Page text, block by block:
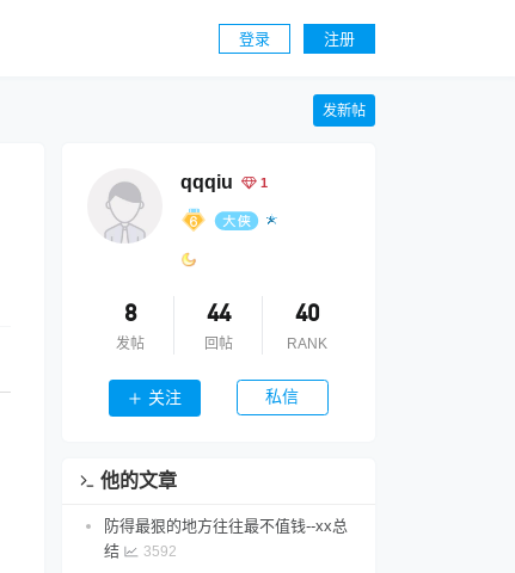
登录 注册
发新帖
qqqiu 1
8
发帖
44
回帖
40
RANK
关注 私信
他的文章
防得最狠的地方往往最不值钱--xx总
结
3592